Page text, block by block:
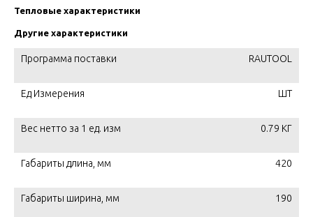
Тепловые характеристики
Другие характеристики
Программа поставки RAUTOOL
Ед Измерения ШТ
Вес нетто за 1 ед. изм 0.79 КГ
Габариты длина, мм 420
Габариты ширина, мм 190